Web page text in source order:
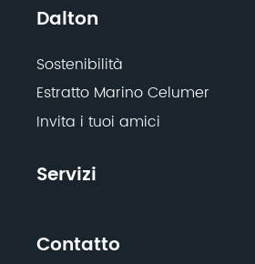
Dalton
Sostenibilità
Estratto Marino Celumer
Invita i tuoi amici
Servizi
Contatto